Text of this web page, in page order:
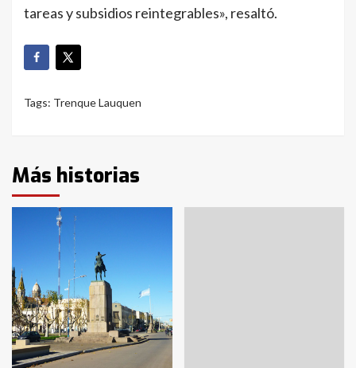
tareas y subsidios reintegrables», resaltó.
Tags: Trenque Lauquen
Más historias